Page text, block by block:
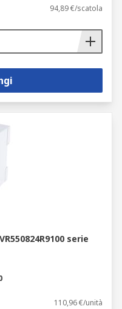
94,89 €/scatola
serie
110,96 €/unità